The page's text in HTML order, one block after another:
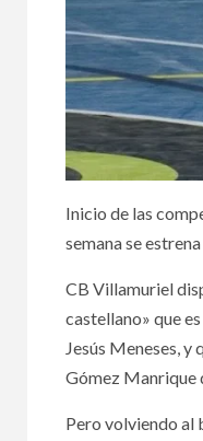
Inicio de las
semana se
CB Villamuriel
castellano» que
Jesús Meneses,
Gómez Manrique
Pero volviendo al